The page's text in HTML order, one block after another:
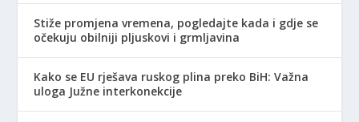
Stiže promjena vremena, pogledajte kada i gdje se
očekuju obilniji pljuskovi i grmljavina
Kako se EU rješava ruskog plina preko BiH: Važna
uloga Južne interkonekcije